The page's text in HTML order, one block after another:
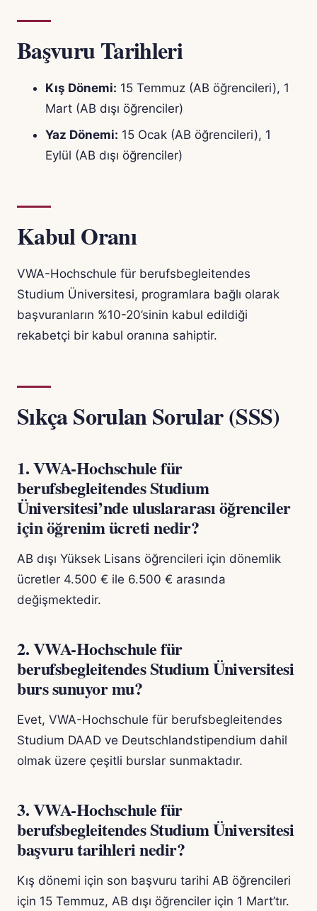
Başvuru Tarihleri
Kış Dönemi: 15 Temmuz (AB öğrencileri), 1
Mart (AB dışı öğrenciler)
Yaz Dönemi: 15 Ocak (AB öğrencileri), 1
Eylül (AB dışı öğrenciler)
Kabul Oranı
VWA-Hochschule für berufsbegleitendes
Studium Üniversitesi, programlara bağlı olarak
başvuranların %10-20’sinin kabul edildiği
rekabetçi bir kabul oranına sahiptir.
Sıkça Sorulan Sorular (SSS)
1. VWA-Hochschule für
berufsbegleitendes Studium
Üniversitesi’nde uluslararası öğrenciler
için öğrenim ücreti nedir?
AB dışı Yüksek Lisans öğrencileri için dönemlik
ücretler 4.500 € ile 6.500 € arasında
değişmektedir.
2. VWA-Hochschule für
berufsbegleitendes Studium Üniversitesi
burs sunuyor mu?
Evet, VWA-Hochschule für berufsbegleitendes
Studium DAAD ve Deutschlandstipendium dahil
olmak üzere çeşitli burslar sunmaktadır.
3. VWA-Hochschule für
berufsbegleitendes Studium Üniversitesi
başvuru tarihleri nedir?
Kış dönemi için son başvuru tarihi AB öğrencileri
için 15 Temmuz, AB dışı öğrenciler için 1 Mart’tır.